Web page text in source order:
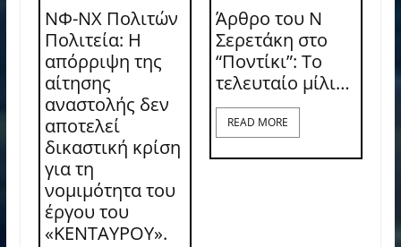
ΝΦ-ΝΧ Πολιτών
Πολιτεία: Η
απόρριψη της
αίτησης
αναστολής δεν
αποτελεί
δικαστική κρίση
για τη
νομιμότητα του
έργου του
«ΚΕΝΤΑΥΡΟΥ».
Άρθρο του Ν
Σερετάκη στο
“Ποντίκι”: Το
τελευταίο μίλι…
READ MORE